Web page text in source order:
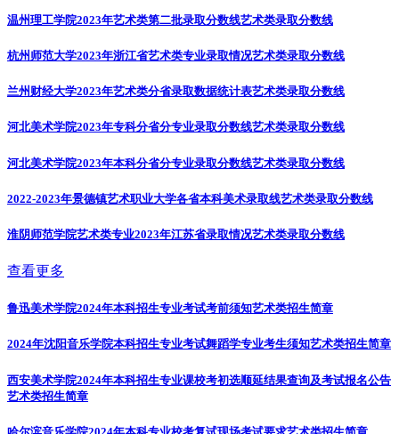
温州理工学院2023年艺术类第二批录取分数线艺术类录取分数线
杭州师范大学2023年浙江省艺术类专业录取情况艺术类录取分数线
兰州财经大学2023年艺术类分省录取数据统计表艺术类录取分数线
河北美术学院2023年专科分省分专业录取分数线艺术类录取分数线
河北美术学院2023年本科分省分专业录取分数线艺术类录取分数线
2022-2023年景德镇艺术职业大学各省本科美术录取线艺术类录取分数线
淮阴师范学院艺术类专业2023年江苏省录取情况艺术类录取分数线
查看更多
鲁迅美术学院2024年本科招生专业考试考前须知艺术类招生简章
2024年沈阳音乐学院本科招生专业考试舞蹈学专业考生须知艺术类招生简章
西安美术学院2024年本科招生专业课校考初选顺延结果查询及考试报名公告
艺术类招生简章